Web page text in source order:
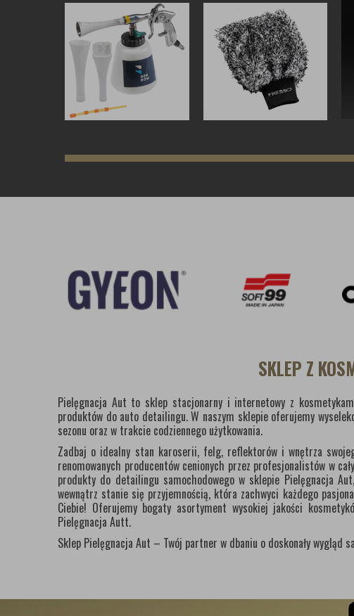
zł 319,00zł
ZOBACZ WIĘCEJ
zł34,99zł
ZOBACZ WIĘCEJ
SKLEP Z
Pielęgnacja Aut to sklep stacjonarny i internetowy z
produktów do auto detailingu. W naszym sklepie oferujemy
sezonu oraz w trakcie codziennego użytkowania.
Zadbaj o idealny stan karoserii, felg, reflektorów i wnętrza
renomowanych producentów cenionych przez profesjonalistów w
produkty do detailingu samochodowego w sklepie Pielęgnacja
wewnątrz stanie się przyjemnością, która zachwyci każdego
Ciebie! Oferujemy bogaty asortyment wysokiej jakości
Pielęgnacja Autt.
Sklep Pielęgnacja Aut – Twój partner w dbaniu o doskonały wygląd